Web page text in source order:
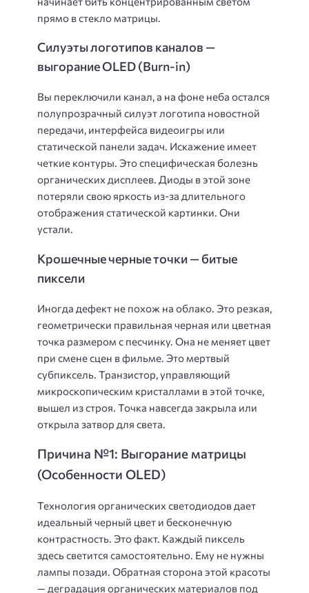
прямо в стекло матрицы.
Силуэты логотипов каналов —
выгорание OLED (Burn-in)
Вы переключили канал, а на фоне неба остался
полупрозрачный силуэт логотипа новостной
передачи, интерфейса видеоигры или
статической панели задач. Искажение имеет
четкие контуры. Это специфическая болезнь
органических дисплеев. Диоды в этой зоне
потеряли свою яркость из-за длительного
отображения статической картинки. Они
устали.
Крошечные черные точки — битые
пиксели
Иногда дефект не похож на облако. Это резкая,
геометрически правильная черная или цветная
точка размером с песчинку. Она не меняет цвет
при смене сцен в фильме. Это мертвый
субпиксель. Транзистор, управляющий
микроскопическим кристаллами в этой точке,
вышел из строя. Точка навсегда закрыла или
открыла затвор для света.
Причина №1: Выгорание матрицы
(Особенности OLED)
Технология органических светодиодов дает
идеальный черный цвет и бесконечную
контрастность. Это факт. Каждый пиксель
здесь светится самостоятельно. Ему не нужны
лампы позади. Обратная сторона этой красоты
— деградация органических материалов под